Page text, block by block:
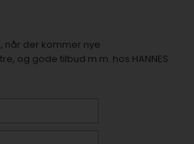
når der kommer nye
og gode tilbud m.m. hos HANNES